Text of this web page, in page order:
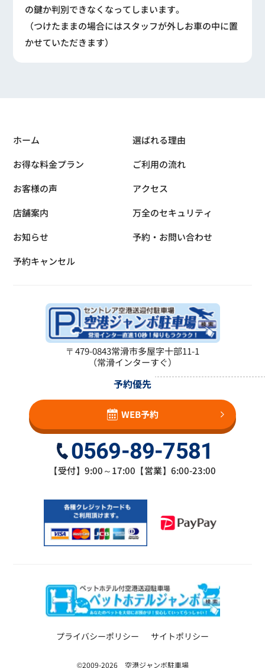
の鍵か判別できなくなってしまいます。
（つけたままの場合にはスタッフが外しお車の中に置
かせていただきます）
ホーム
選ばれる理由
お得な料金プラン
ご利用の流れ
お客様の声
アクセス
店舗案内
万全のセキュリティ
お知らせ
予約・お問い合わせ
予約キャンセル
〒479-0843常滑市多屋字十部11-1
（常滑インターすぐ）
予約優先
WEB予約
0569-89-7581
【受付】9:00～17:00【営業】6:00-23:00
プライバシーポリシー サイトポリシー
©2009-2026 空港ジャンボ駐車場